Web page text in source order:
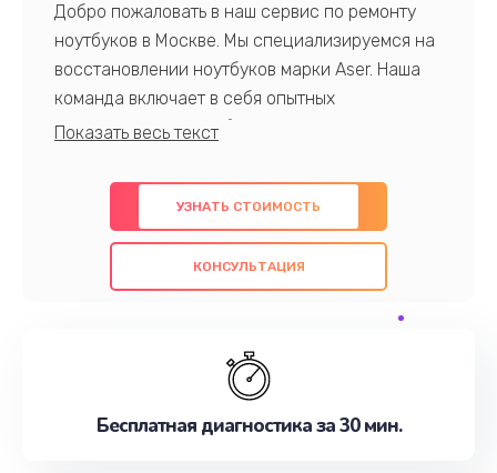
Добро пожаловать в наш сервис по ремонту
ноутбуков в Москве. Мы специализируемся на
восстановлении ноутбуков марки Aser. Наша
команда включает в себя опытных
профессионалов с обширными знаниями и
предлагаем быстрый и качественный ремонт с
использованием оригинальных компонентов, а
также гарантируем качество всех
проведенных работ. Наша цель - предоставить
наилучшим образом. Не медлите записаться на
УЗНАТЬ СТОИМОСТЬ
КОНСУЛЬТАЦИЯ
Бесплатная диагностика за 30 мин.